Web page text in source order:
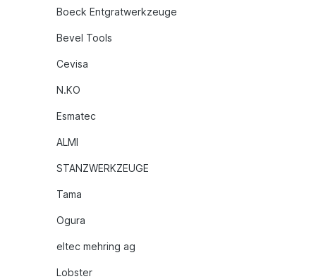
Boeck Entgratwerkzeuge
Bevel Tools
Cevisa
N.KO
Esmatec
ALMI
STANZWERKZEUGE
Tama
Ogura
eltec mehring ag
Lobster